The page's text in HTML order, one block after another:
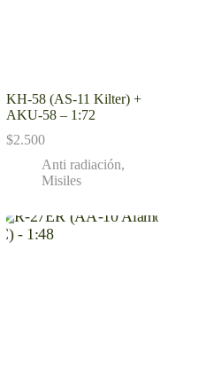
KH-58 (AS-11 Kilter) +
AKU-58 – 1:72
$2.500
Anti radiación,
Misiles